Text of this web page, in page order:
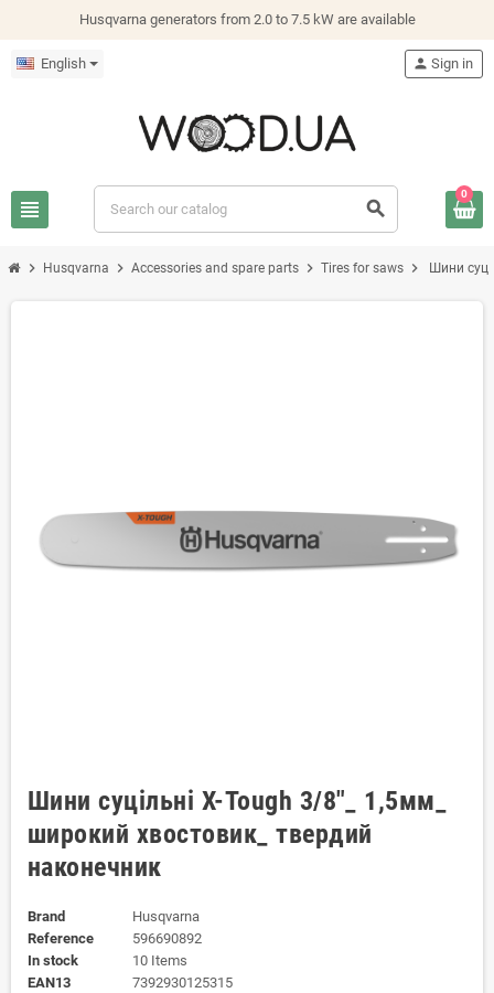
Husqvarna generators from 2.0 to 7.5 kW are available
English
view_headline search
person Sign in
0
chevron_right Husqvarna chevron_right Accessories and spare parts chevron_right Tires for saws chevron_right Шини
Шини суцільні X-Tough 3/8"_ 1,5мм_
широкий хвостовик_ твердий
наконечник
Brand
Husqvarna
Reference
596690892
In stock
10 Items
EAN13
7392930125315